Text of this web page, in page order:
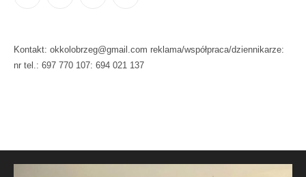
Kontakt: okkolobrzeg@gmail.com reklama/współpraca/dziennikarze:
nr tel.: 697 770 107: 694 021 137